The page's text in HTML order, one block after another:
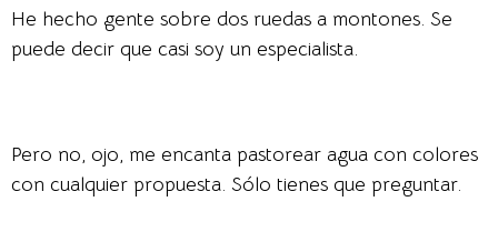
He hecho gente sobre dos ruedas a montones. Se
puede decir que casi soy un especialista.
Pero no, ojo, me encanta pastorear agua con colores
con cualquier propuesta. Sólo tienes que preguntar.